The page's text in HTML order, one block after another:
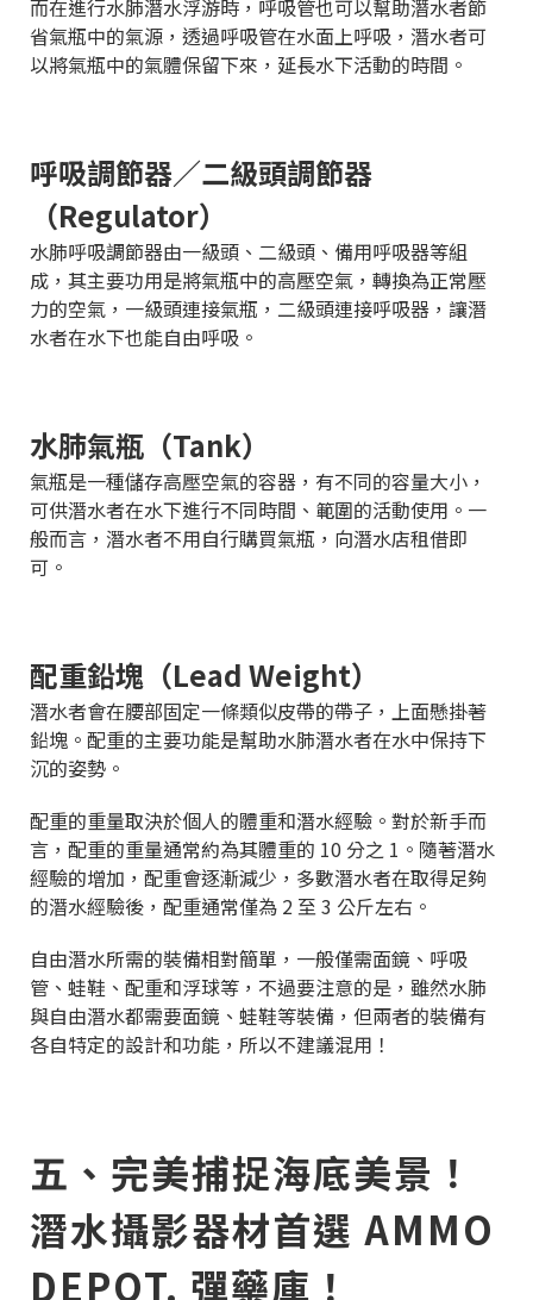
而在進行水肺潛水浮游時，呼吸管也可以幫助潛水者節
省氣瓶中的氣源，透過呼吸管在水面上呼吸，潛水者可
以將氣瓶中的氣體保留下來，延長水下活動的時間。
呼吸調節器／二級頭調節器
（Regulator）
水肺呼吸調節器由一級頭、二級頭、備用呼吸器等組
成，其主要功用是將氣瓶中的高壓空氣，轉換為正常壓
力的空氣，一級頭連接氣瓶，二級頭連接呼吸器，讓潛
水者在水下也能自由呼吸。
水肺氣瓶（Tank）
氣瓶是一種儲存高壓空氣的容器，有不同的容量大小，
可供潛水者在水下進行不同時間、範圍的活動使用。一
般而言，潛水者不用自行購買氣瓶，向潛水店租借即
可。
配重鉛塊（Lead Weight）
潛水者會在腰部固定一條類似皮帶的帶子，上面懸掛著
鉛塊。配重的主要功能是幫助水肺潛水者在水中保持下
沉的姿勢。
配重的重量取決於個人的體重和潛水經驗。對於新手而
言，配重的重量通常約為其體重的 10 分之 1。隨著潛水
經驗的增加，配重會逐漸減少，多數潛水者在取得足夠
的潛水經驗後，配重通常僅為 2 至 3 公斤左右。
自由潛水所需的裝備相對簡單，一般僅需面鏡、呼吸
管、蛙鞋、配重和浮球等，不過要注意的是，雖然水肺
與自由潛水都需要面鏡、蛙鞋等裝備，但兩者的裝備有
各自特定的設計和功能，所以不建議混用！
五、完美捕捉海底美景！
潛水攝影器材首選 AMMO
DEPOT. 彈藥庫！